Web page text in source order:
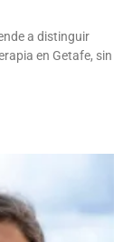
a distinguir
en Getafe, sin